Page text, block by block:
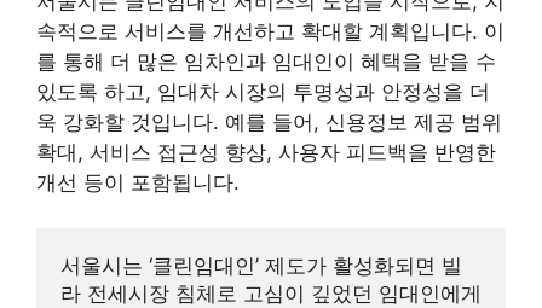
속적으로 서비스를 개선하고 확대할 계획입니다. 이
를 통해 더 많은 임차인과 임대인이 혜택을 받을 수
있도록 하고, 임대차 시장의 투명성과 안정성을 더
욱 강화할 것입니다. 예를 들어, 신용정보 제공 범위
확대, 서비스 접근성 향상, 사용자 피드백을 반영한
개선 등이 포함됩니다.
서울시는 ‘클린임대인’ 제도가 활성화되면 빌
라 전세시장 침체로 고심이 깊었던 임대인에게